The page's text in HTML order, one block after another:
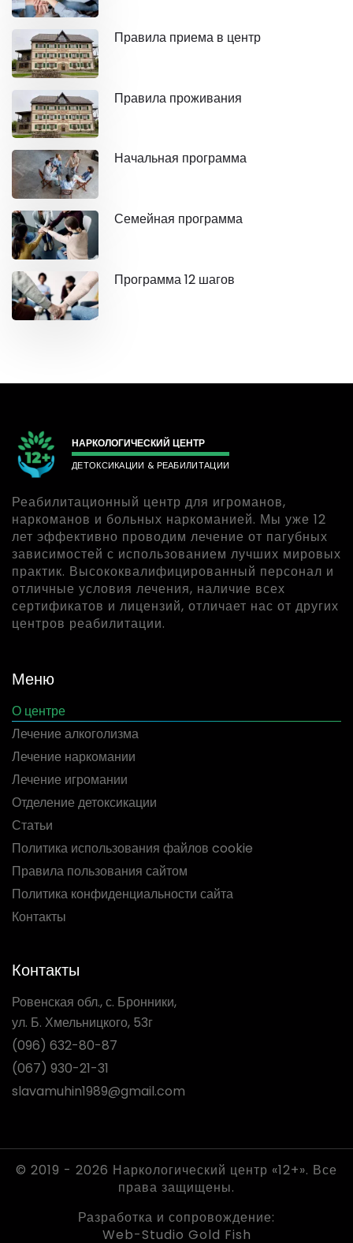
Правила приема в центр
Правила проживания
Начальная программа
Семейная программа
Программа 12 шагов
НАРКОЛОГИЧЕСКИЙ ЦЕНТР
ДЕТОКСИКАЦИИ & РЕАБИЛИТАЦИИ
Реабилитационный центр для игроманов,
наркоманов и больных наркоманией. Мы уже 12
лет эффективно проводим лечение от пагубных
зависимостей с использованием лучших мировых
практик. Высококвалифицированный персонал и
отличные условия лечения, наличие всех
сертификатов и лицензий, отличает нас от других
центров реабилитации.
Меню
О центре
Лечение алкоголизма
Лечение наркомании
Лечение игромании
Отделение детоксикации
Статьи
Политика использования файлов cookie
Правила пользования сайтом
Политика конфиденциальности сайта
Контакты
Контакты
Ровенская обл., с. Бронники,
ул. Б. Хмельницкого, 53г
(096) 632-80-87
(067) 930-21-31
slavamuhin1989@gmail.com
© 2019 - 2026 Наркологический центр «12+». Все
права защищены.
Разработка и сопровождение:
Web-Studio Gold Fish